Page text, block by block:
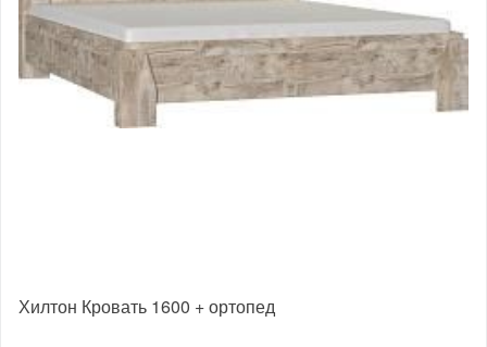
Хилтон Кровать 1600 + ортопед